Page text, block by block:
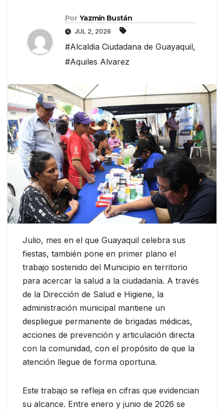
Por Yazmín Bustán
JUL 2, 2026
#Alcaldia Ciudadana de Guayaquil,
#Aquiles Alvarez
Julio, mes en el que Guayaquil celebra sus
fiestas, también pone en primer plano el
trabajo sostenido del Municipio en territorio
para acercar la salud a la ciudadanía. A través
de la Dirección de Salud e Higiene, la
administración municipal mantiene un
despliegue permanente de brigadas médicas,
acciones de prevención y articulación directa
con la comunidad, con el propósito de que la
atención llegue de forma oportuna.
Este trabajo se refleja en cifras que evidencian
su alcance. Entre enero y junio de 2026 se